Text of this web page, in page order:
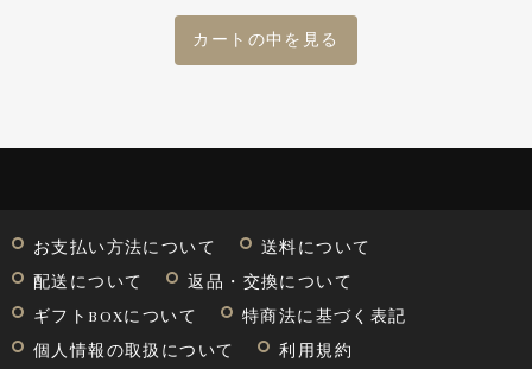
カートの中を見る
お支払い方法について
送料について
配送について
返品・交換について
ギフトBOXについて
特商法に基づく表記
個人情報の取扱について
利用規約